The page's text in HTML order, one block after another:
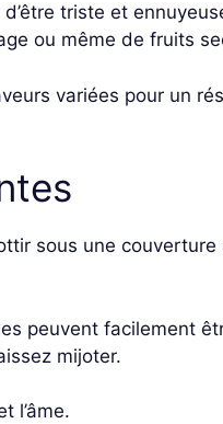
triste et
ou même de fruits
variées pour un
sous une
peuvent facilement
mijoter.
l’âme.